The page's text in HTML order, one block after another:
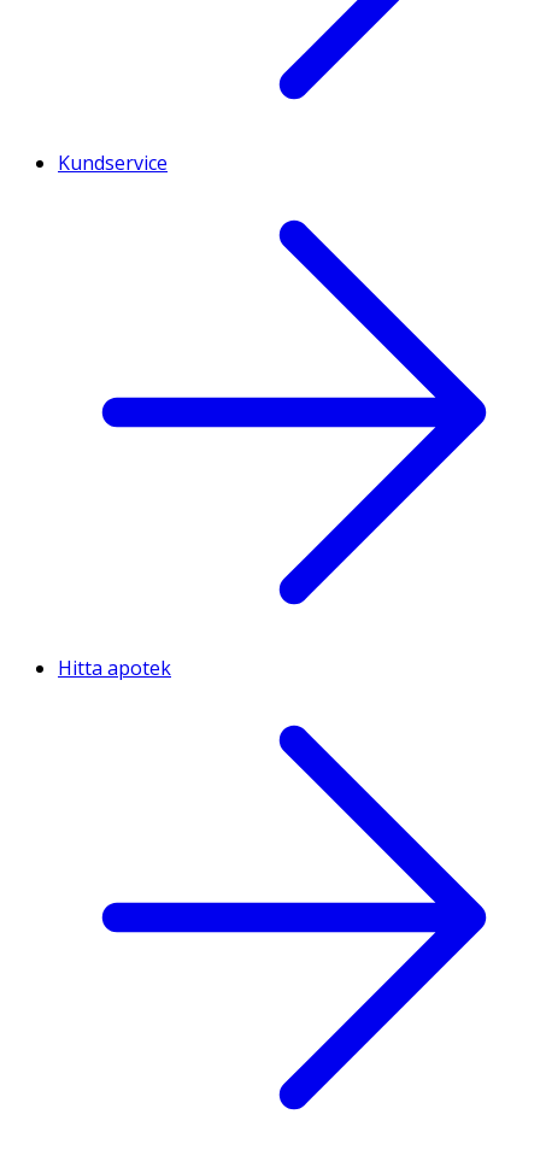
Kundservice
Hitta apotek